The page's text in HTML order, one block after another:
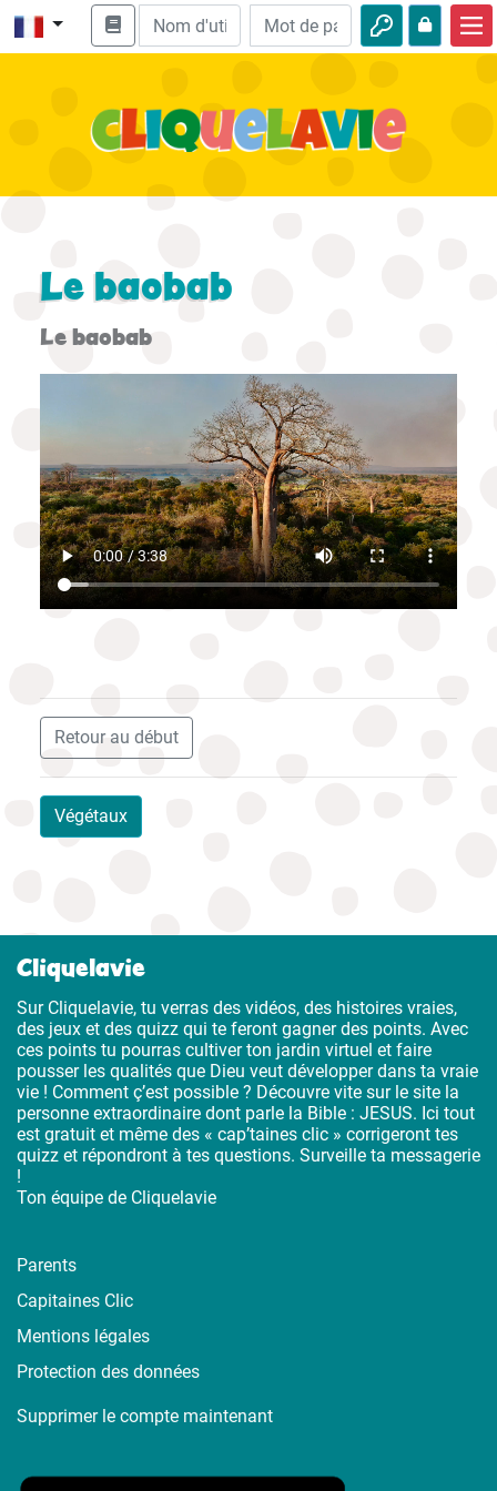
Enseignement biblique
Aventures
Le baobab
Le baobab
Retour au début
Végétaux
Cliquelavie
Sur Cliquelavie, tu verras des vidéos, des histoires vraies,
des jeux et des quizz qui te feront gagner des points. Avec
ces points tu pourras cultiver ton jardin virtuel et faire
pousser les qualités que Dieu veut développer dans ta vraie
vie ! Comment ç’est possible ? Découvre vite sur le site la
personne extraordinaire dont parle la Bible : JESUS. Ici tout
est gratuit et même des « cap’taines clic » corrigeront tes
quizz et répondront à tes questions. Surveille ta messagerie
!
Ton équipe de Cliquelavie
Parents
Capitaines Clic
Mentions légales
Protection des données
Supprimer le compte maintenant